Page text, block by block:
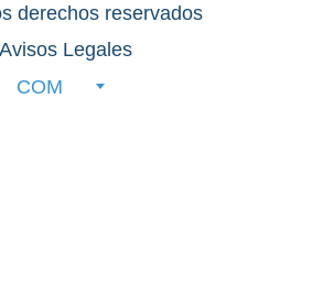
derechos reservados
Avisos Legales